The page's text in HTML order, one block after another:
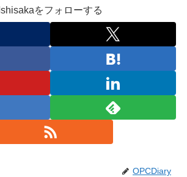
Ishisakaをフォローする
OPCDiary